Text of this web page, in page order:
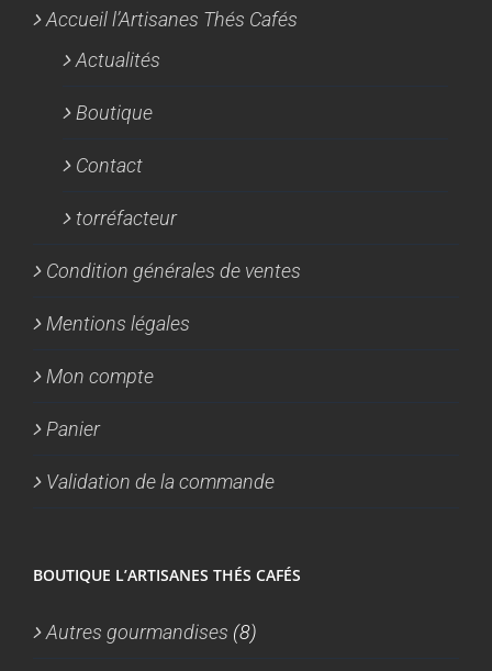
Accueil l’Artisanes Thés Cafés
Actualités
Boutique
Contact
torréfacteur
Condition générales de ventes
Mentions légales
Mon compte
Panier
Validation de la commande
BOUTIQUE L’ARTISANES THÉS CAFÉS
Autres gourmandises (8)